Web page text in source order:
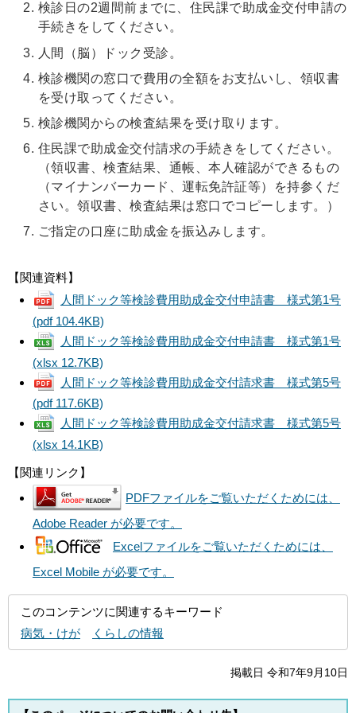
検診日の2週間前までに、住民課で助成金交付申請の
手続きをしてください。
人間（脳）ドック受診。
検診機関の窓口で費用の全額をお支払いし、領収書
を受け取ってください。
検診機関からの検査結果を受け取ります。
住民課で助成金交付請求の手続きをしてください。
（領収書、検査結果、通帳、本人確認ができるもの
（マイナンバーカード、運転免許証等）を持参くだ
さい。領収書、検査結果は窓口でコピーします。）
ご指定の口座に助成金を振込みします。
【関連資料】
人間ドック等検診費用助成金交付申請書 様式第1号
(pdf 104.4KB)
人間ドック等検診費用助成金交付申請書 様式第1号
(xlsx 12.7KB)
人間ドック等検診費用助成金交付請求書 様式第5号
(pdf 117.6KB)
人間ドック等検診費用助成金交付請求書 様式第5号
(xlsx 14.1KB)
【関連リンク】
PDFファイルをご覧いただくためには、
Adobe Reader が必要です。
Excelファイルをご覧いただくためには、
Excel Mobile が必要です。
このコンテンツに関連するキーワード
病気・けが
くらしの情報
掲載日 令和7年9月10日